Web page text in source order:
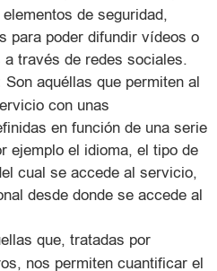
de seguridad,
para poder difundir vídeos o
través de redes sociales.
Son aquéllas que permiten al
con unas
en función de una serie
ejemplo el idioma, el tipo de
cual se accede al servicio,
desde donde se accede al
que, tratadas por
nos permiten cuantificar el